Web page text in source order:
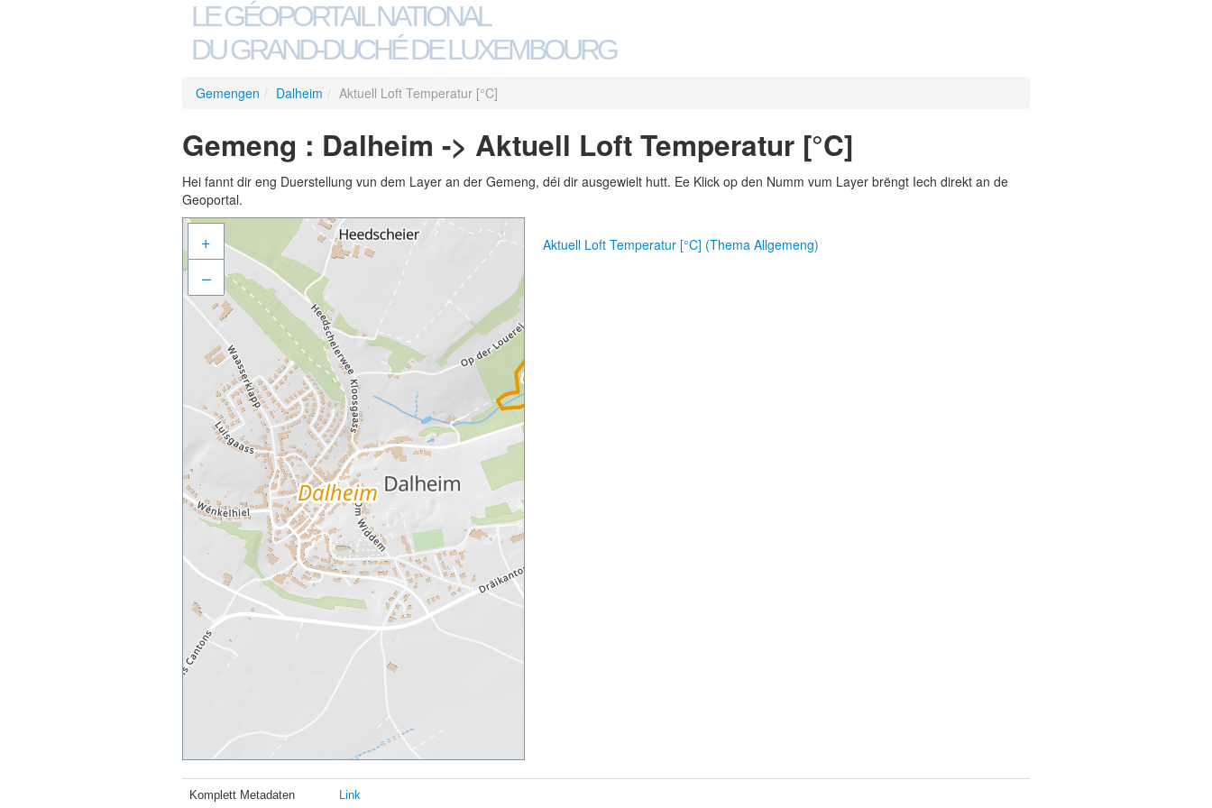
LE GÉOPORTAIL NATIONAL
DU GRAND-DUCHÉ DE LUXEMBOURG
Gemengen / Dalheim / Aktuell Loft Temperatur [°C]
Gemeng : Dalheim -> Aktuell Loft Temperatur [°C]
Hei fannt dir eng Duerstellung vun dem Layer an der Gemeng, déi dir ausgewielt hutt. Ee Klick op den Numm vum Layer brëngt Iech direkt an de
Geoportal.
+
–
Aktuell Loft Temperatur [°C] (Thema Allgemeng)
Komplett Metadaten Link